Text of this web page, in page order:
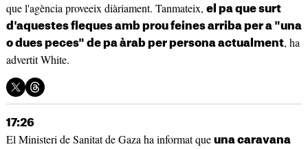
que l'agència proveeix diàriament. Tanmateix, el pa que surt
d'aquestes fleques amb prou feines arriba per a "una
o dues peces" de pa àrab per persona actualment, ha
advertit White.
17:26
El Ministeri de Sanitat de Gaza ha informat que una caravana